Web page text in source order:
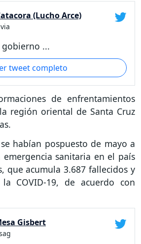
(Lucho Arce)
...
tweet completo
de enfrentamientos
región oriental de Santa Cruz
habían pospuesto de mayo a
sanitaria en el país
que acumula 3.687 fallecidos y
COVID-19, de acuerdo con
Gisbert